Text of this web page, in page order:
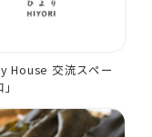
House 交流スペー